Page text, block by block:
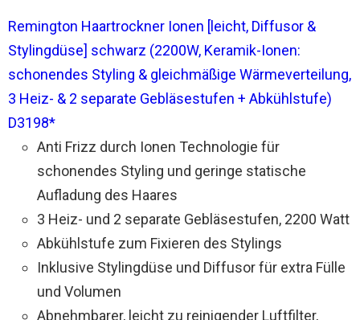
Remington Haartrockner Ionen [leicht, Diffusor &
Stylingdüse] schwarz (2200W, Keramik-Ionen:
schonendes Styling & gleichmäßige Wärmeverteilung,
3 Heiz- & 2 separate Gebläsestufen + Abkühlstufe)
D3198*
Anti Frizz durch Ionen Technologie für
schonendes Styling und geringe statische
Aufladung des Haares
3 Heiz- und 2 separate Gebläsestufen, 2200 Watt
Abkühlstufe zum Fixieren des Stylings
Inklusive Stylingdüse und Diffusor für extra Fülle
und Volumen
Abnehmbarer, leicht zu reinigender Luftfilter,